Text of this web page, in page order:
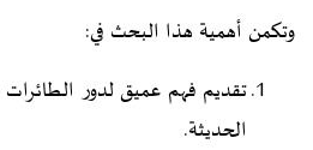
وتكمن أهمية هذا البحث في:
تقديم فهم عميق لدور الطائرات
الحديثة.